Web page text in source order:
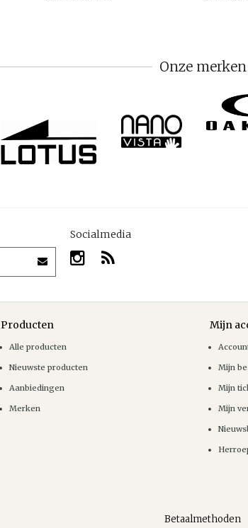
Onze merken
Socialmedia
Producten
Alle producten
Nieuwste producten
Aanbiedingen
Merken
Mijn
Mijn
Mijn
Mijn
Betaalmethoden